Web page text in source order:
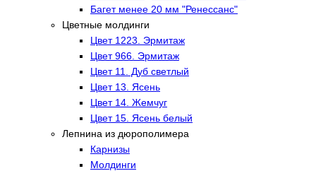
Багет менее 20 мм "Ренессанс"
Цветные молдинги
Цвет 1223. Эрмитаж
Цвет 966. Эрмитаж
Цвет 11. Дуб светлый
Цвет 13. Ясень
Цвет 14. Жемчуг
Цвет 15. Ясень белый
Лепнина из дюрополимера
Карнизы
Молдинги